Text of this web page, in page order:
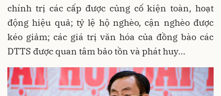
chính trị các cấp được củng cố kiện toàn, hoạt
động hiệu quả; tỷ lệ hộ nghèo, cận nghèo được
kéo giảm; các giá trị văn hóa của đồng bào các
DTTS được quan tâm bảo tồn và phát huy...